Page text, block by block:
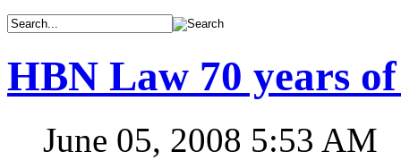
HBN Law 70 years
June 05, 2008 5:53 AM